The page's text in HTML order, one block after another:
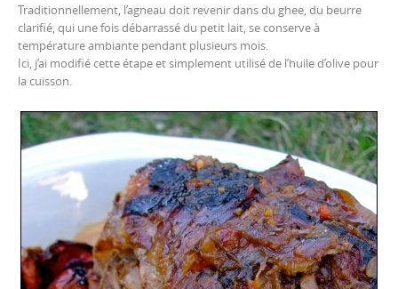
Traditionnellement, l’agneau doit revenir dans du ghee, du beurre
clarifié, qui une fois débarrassé du petit lait, se conserve à
température ambiante pendant plusieurs mois.
Ici, j’ai modifié cette étape et simplement utilisé de l’huile d’olive pour
la cuisson.